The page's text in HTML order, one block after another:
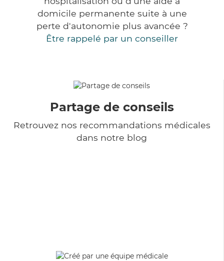
domicile permanente suite à une
perte d'autonomie plus avancée ?
Être rappelé par un conseiller
Partage de conseils
Retrouvez nos recommandations médicales
dans notre blog